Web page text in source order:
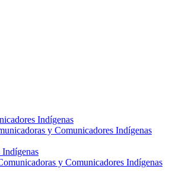
Indígenas
y Comunicadores Indígenas
y Comunicadores Indígenas